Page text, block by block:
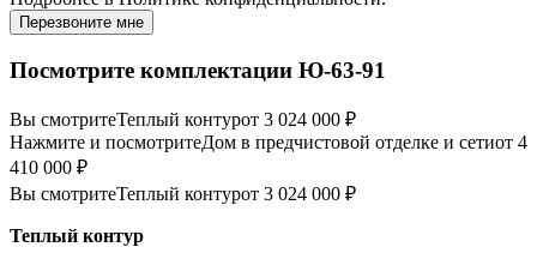
Перезвоните мне
Посмотрите комплектации Ю-63-91
Вы смотритеТеплый контурот 3 024 000 ₽
Нажмите и посмотритеДом в предчистовой отделке и сетиот 4
410 000 ₽
Вы смотритеТеплый контурот 3 024 000 ₽
Теплый контур